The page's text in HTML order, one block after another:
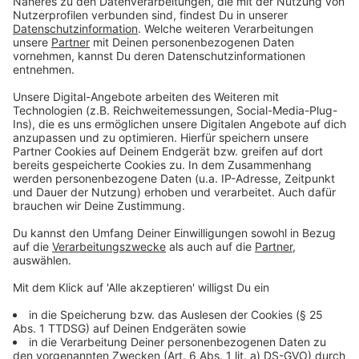
Anzeige
Nächstes Spiel und weitere Infos zur DEG
Anzeige
In der Tabelle liegt die DEG auf Platz 3, am Freitag
(17. Oktober 2025) geht es mit einem Auswärtsspiel in
Bad Nauheim weiter. Das nächste Heimspiel ist dann
am Sonntag (19. Oktober 2025) Dann ist ab 17 Uhr der
EV Landshut in Düsseldorf zu Gast. Wir übertragen das